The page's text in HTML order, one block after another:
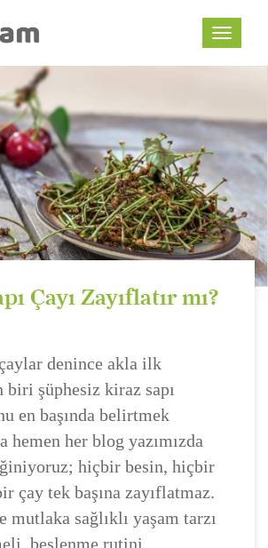
Çayı Zayıflatır mı?
denince akla ilk
biri şüphesiz kiraz sapı
en başında belirtmek
hemen her blog yazımızda
hiçbir besin, hiçbir
çay tek başına zayıflatmaz.
mutlaka sağlıklı yaşam tarzı
beslenme rutini